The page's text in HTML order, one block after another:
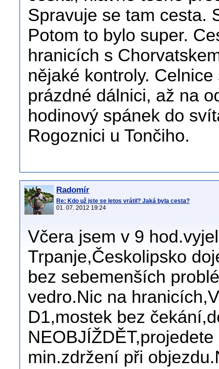
Spravuje se tam cesta.
Potom to bylo super.
hranicích s
nějaké kontroly.
prázdné dálnici, až na
hodinový spánek do
Rogoznici u Tončiho.
Radomír
Re: Kdo už jste se letos vrátil? Jaká byla cesta?
01. 07. 2012 19:24
Včera jsem v 9
Trpanje,Českolipsko
bez sebemenších
vedro.Nic na
D1,mostek bez
min.zdržení při